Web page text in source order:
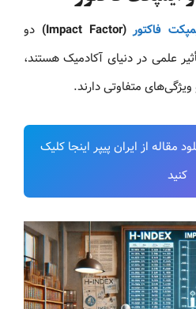
فاکتور(Impact Factor)
دو
علمی در دنیای آکادمیک هستند،
متفاوتی دارند.
مقاله از ایران پیپر اینجا کلیک
کنید